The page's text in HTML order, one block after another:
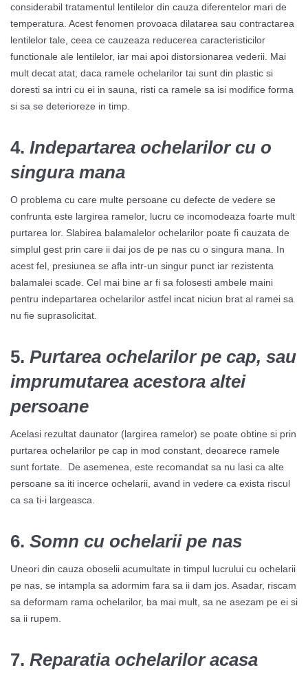
considerabil tratamentul lentilelor din cauza diferentelor mari de
temperatura. Acest fenomen provoaca dilatarea sau contractarea
lentilelor tale, ceea ce cauzeaza reducerea caracteristicilor
functionale ale lentilelor, iar mai apoi distorsionarea vederii. Mai
mult decat atat, daca ramele ochelarilor tai sunt din plastic si
doresti sa intri cu ei in sauna, risti ca ramele sa isi modifice forma
si sa se deterioreze in timp.
4. Indepartarea ochelarilor cu o
singura mana
O problema cu care multe persoane cu defecte de vedere se
confrunta este largirea ramelor, lucru ce incomodeaza foarte mult
purtarea lor. Slabirea balamalelor ochelarilor poate fi cauzata de
simplul gest prin care ii dai jos de pe nas cu o singura mana. In
acest fel, presiunea se afla intr-un singur punct iar rezistenta
balamalei scade. Cel mai bine ar fi sa folosesti ambele maini
pentru indepartarea ochelarilor astfel incat niciun brat al ramei sa
nu fie suprasolicitat.
5. Purtarea ochelarilor pe cap, sau
imprumutarea acestora altei
persoane
Acelasi rezultat daunator (largirea ramelor) se poate obtine si prin
purtarea ochelarilor pe cap in mod constant, deoarece ramele
sunt fortate. De asemenea, este recomandat sa nu lasi ca alte
persoane sa iti incerce ochelarii, avand in vedere ca exista riscul
ca sa ti-i largeasca.
6. Somn cu ochelarii pe nas
Uneori din cauza oboselii acumultate in timpul lucrului cu ochelarii
pe nas, se intampla sa adormim fara sa ii dam jos. Asadar, riscam
sa deformam rama ochelarilor, ba mai mult, sa ne asezam pe ei si
sa ii rupem.
7. Reparatia ochelarilor acasa